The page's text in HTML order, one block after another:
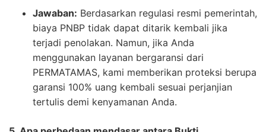
Jawaban: Berdasarkan regulasi resmi pemerintah,
biaya PNBP tidak dapat ditarik kembali jika
terjadi penolakan. Namun, jika Anda
menggunakan layanan bergaransi dari
PERMATAMAS, kami memberikan proteksi berupa
garansi 100% uang kembali sesuai perjanjian
tertulis demi kenyamanan Anda.